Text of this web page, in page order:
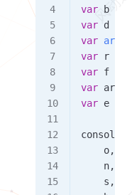
var b
var d
var arg
var r
var f
var arr
var e
console
    o
,
    n
,
    s
,